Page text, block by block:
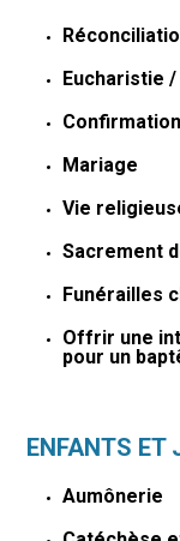
Eucharistie
Confirmation
Mariage
Vie
Sacrement
Funérailles
Offrir une
pour un
ENFANTS ET
Aumônerie